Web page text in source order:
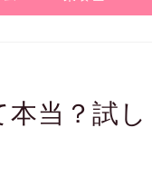
当？試し